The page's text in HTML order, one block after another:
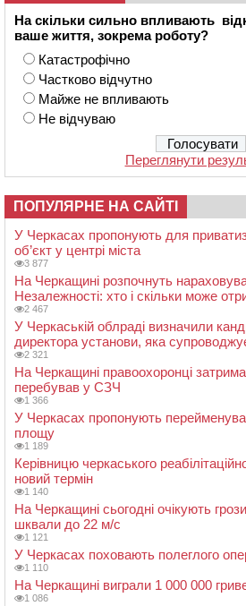
На скільки сильно впливають
ваше життя, зокрема роботу?
Катастрофічно
Частково відчутно
Майже не впливають
Не відчуваю
Переглянути
ПОПУЛЯРНЕ НА САЙТІ
У Черкасах пропонують для
об’єкт у центрі міста
3 877
На Черкащині розпочнуть
Незалежності: хто і скільки може
2 467
У Черкаській облраді визначили
директора установи, яка
2 321
На Черкащині правоохоронці
перебував у СЗЧ
1 366
У Черкасах пропонують
площу
1 189
Керівницю черкаського
новий термін
1 140
На Черкащині сьогодні очікують
шквали до 22 м/с
1 121
У Черкасах поховають полеглого
1 110
На Черкащині виграли 1 000 000
1 086